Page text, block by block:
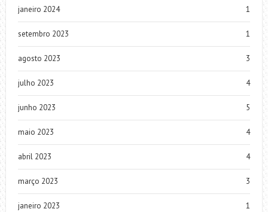
janeiro 2024 1
setembro 2023 1
agosto 2023 3
julho 2023 4
junho 2023 5
maio 2023 4
abril 2023 4
março 2023 3
janeiro 2023 1